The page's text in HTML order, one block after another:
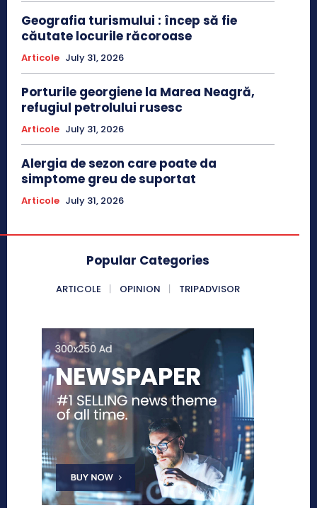
Geografia turismului : încep să fie
căutate locurile răcoroase
Articole July 31, 2026
Porturile georgiene la Marea Neagră,
refugiul petrolului rusesc
Articole July 31, 2026
Alergia de sezon care poate da
simptome greu de suportat
Articole July 31, 2026
Popular Categories
ARTICOLE OPINION TRIPADVISOR